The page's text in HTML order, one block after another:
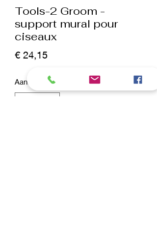
Tools-2 Groom -
support mural pour
ciseaux
€ 24,15Prijs
Aantal